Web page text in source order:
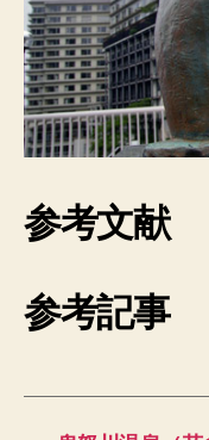
参考文献
参考記事